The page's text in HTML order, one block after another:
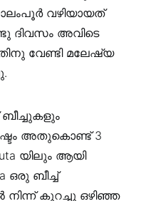
വഴിയായത്
ദിവസം അവിടെ
വേണ്ടി മലേഷ്യ
അതുകൊണ്ട് 3
യിലും ആയി
ഒരു ബീച്ച്
കുറച്ചു ഒഴിഞ്ഞ